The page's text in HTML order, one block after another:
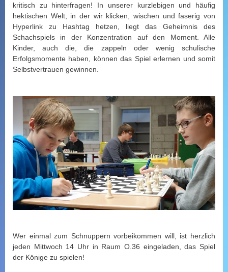
kritisch zu hinterfragen! In unserer kurzlebigen und häufig
hektischen Welt, in der wir klicken, wischen und faserig von
Hyperlink zu Hashtag hetzen, liegt das Geheimnis des
Schachspiels in der Konzentration auf den Moment. Alle
Kinder, auch die, die zappeln oder wenig schulische
Erfolgsmomente haben, können das Spiel erlernen und somit
Selbstvertrauen gewinnen.
Wer einmal zum Schnuppern vorbeikommen will, ist herzlich
jeden Mittwoch 14 Uhr in Raum O.36 eingeladen, das Spiel
der Könige zu spielen!